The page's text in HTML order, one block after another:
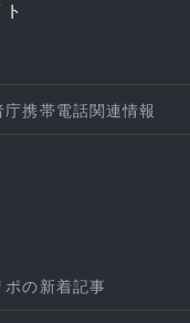
庁携帯電話関連情報
ポの新着記事